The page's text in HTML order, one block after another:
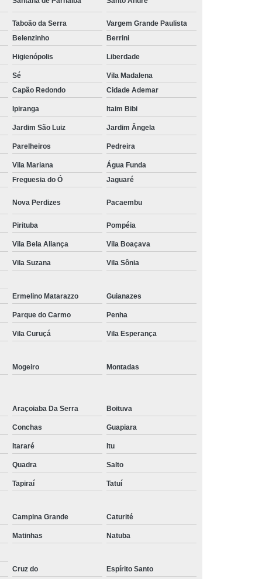
Tratamento Hiperbárico em Sorocaba
Hiperbárico Necrose na Pele
de Ferida Operatória
Hiperbárica Tratamento de Feridas
em Câmara Hiperbárica
Tratamento Hiperbárica
Tratamento Hiperbárica em João Pessoa
Tratamento Hiperbárica em Sorocaba
Feridas Oxigenoterapia Hiperbárica
Oxigenoterapia em Campina Grande
Tratamento Oxigenoterapia Hiperbárica
Tratamento Via Oxigenoterapia
Taboão da Serra
Vargem Grande Paulista
Belenzinho Berrini
Higienópolis Liberdade
Sé
Vila Madalena
Capão Redondo Cidade Ademar
Ipiranga Itaim Bibi
Jardim São Luiz Jardim Ângela
Parelheiros Pedreira
Vila Mariana
Água Funda
Freguesia do Ó Jaguaré
Nova Perdizes Pacaembu
Pirituba Pompéia
Vila Bela Aliança Vila Boaçava
Vila Suzana Vila Sônia
Ermelino Matarazzo Guianazes
Parque do Carmo Penha
Vila Curuçá Vila Esperança
Mogeiro Montadas
Araçoiaba Da Serra Boituva
Conchas Guapiara
Itararé Itu
Quadra Salto
Tapiraí Tatuí
Campina Grande Caturité
Matinhas Natuba
Cruz do Espírito Santo